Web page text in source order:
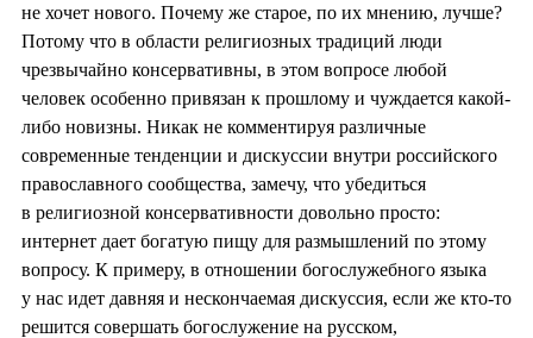
не хочет нового. Почему же старое, по их мнению, лучше?
Потому что в области религиозных традиций люди
чрезвычайно консервативны, в этом вопросе любой
человек особенно привязан к прошлому и чуждается какой-
либо новизны. Никак не комментируя различные
современные тенденции и дискуссии внутри российского
православного сообщества, замечу, что убедиться
в религиозной консервативности довольно просто:
интернет дает богатую пищу для размышлений по этому
вопросу. К примеру, в отношении богослужебного языка
у нас идет давняя и нескончаемая дискуссия, если же кто-то
решится совершать богослужение на русском,